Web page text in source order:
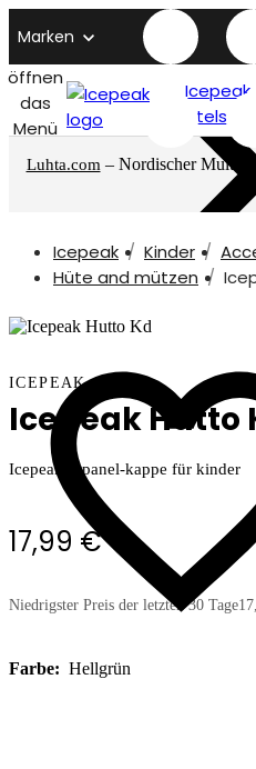
Marken
öffnen
das
Menü
Icepeak
titelseite
Luhta.com – Nordischer
Icepeak Kinder
Hüte and mützen
ICEPEAK
Icepeak Hutto
Icepeak 5-panel-kappe für kinder
17,99 €
Niedrigster Preis der letzten 30 Tage
Farbe: Hellgrün